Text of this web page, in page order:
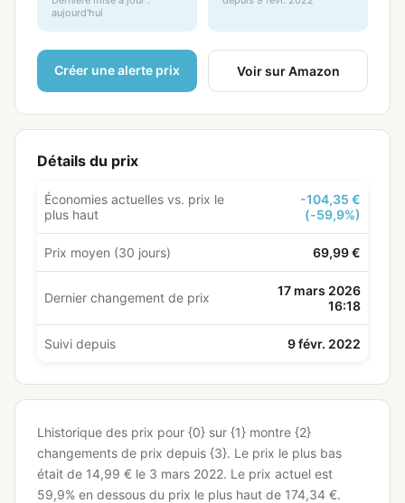
aujourd'hui
Créer une alerte prix Voir sur Amazon
Détails du prix
Économies actuelles vs. prix le
plus haut
-104,35 €
(-59,9%)
Prix moyen (30 jours) 69,99 €
Dernier changement de prix
17 mars 2026
16:18
Suivi depuis 9 févr. 2022
Lhistorique des prix pour {0} sur {1} montre {2}
changements de prix depuis {3}. Le prix le plus bas
était de 14,99 € le 3 mars 2022. Le prix actuel est
59,9% en dessous du prix le plus haut de 174,34 €.